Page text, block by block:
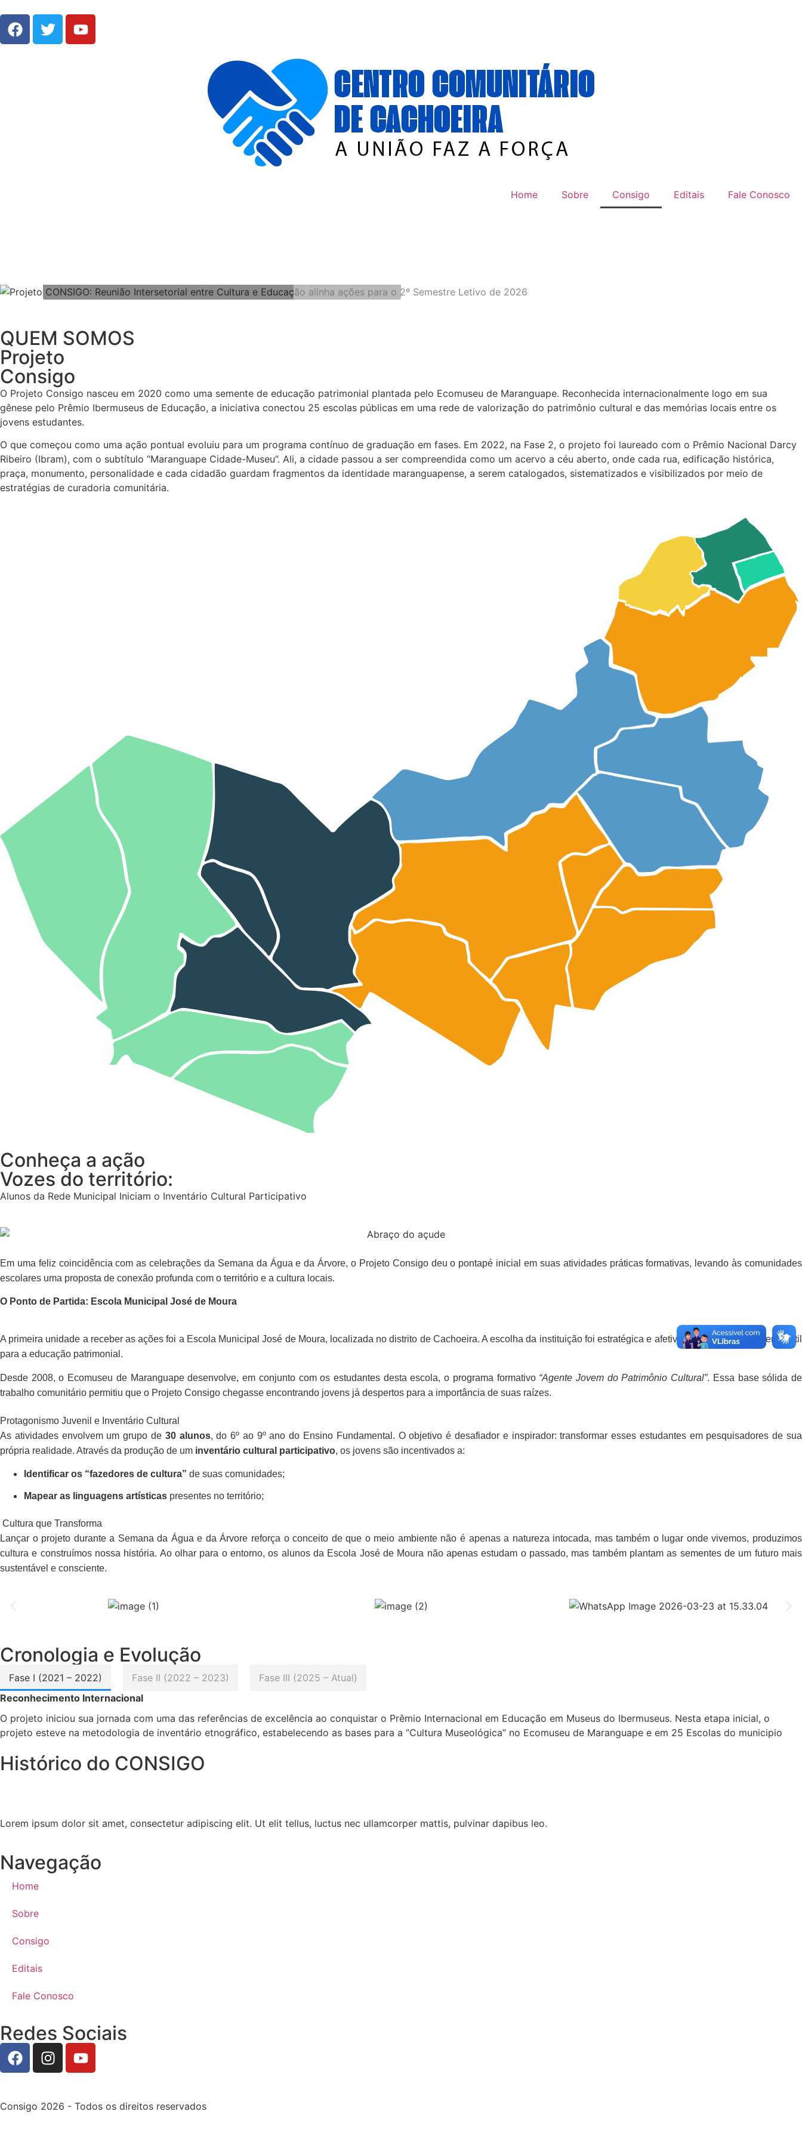
Home Sobre Consigo Editais Fale Conosco
Projeto CONSIGO: Reunião Intersetorial
QUEM SOMOS
Projeto
Consigo
O Projeto Consigo nasceu em 2020 como uma semente de educação patrimonial plantada pelo Ecomuseu de Maranguape. Reconhecida internacionalmente logo em sua
gênese pelo Prêmio Ibermuseus de Educação, a iniciativa conectou 25 escolas públicas em uma rede de valorização do patrimônio cultural e das memórias locais entre os
jovens estudantes.
O que começou como uma ação pontual evoluiu para um programa contínuo de graduação em fases. Em 2022, na Fase 2, o projeto foi laureado com o Prêmio Nacional Darcy
Ribeiro (Ibram), com o subtítulo “Maranguape Cidade-Museu”. Ali, a cidade passou a ser compreendida como um acervo a céu aberto, onde cada rua, edificação histórica,
praça, monumento, personalidade e cada cidadão guardam fragmentos da identidade maranguapense, a serem catalogados, sistematizados e visibilizados por meio de
estratégias de curadoria comunitária.
Conheça a ação
Vozes do território:
Alunos da Rede Municipal Iniciam o Inventário Cultural Participativo
Em uma feliz coincidência com as celebrações da Semana da Água e da Árvore, o Projeto Consigodeu o pontapé inicial em suas atividades práticas formativas, levando às comunidades
escolares uma proposta de conexão profunda com o território e a cultura locais.
O Ponto de Partida: Escola Municipal José de Moura
A primeira unidade a receber as ações foi a Escola Municipal José de Moura, localizada no distrito de Cachoeira. A escolha da instituição foi estratégica e afetiva: o local já é um terreno fértil
para a educação patrimonial.
Desde 2008, o Ecomuseu de Maranguapedesenvolve, em conjunto com os estudantes desta escola, o programa formativo “Agente Jovem do Patrimônio Cultural”. Essa base sólida de
trabalho comunitário permitiu que o Projeto Consigo chegasse encontrando jovens já despertos para a importância de suas raízes.
Protagonismo Juvenil e Inventário Cultural
As atividades envolvem um grupo de 30 alunos, do 6º ao 9º ano do Ensino Fundamental. O objetivo é desafiador e inspirador: transformar esses estudantes em pesquisadores de sua
própria realidade. Através da produção de um inventário cultural participativo, os jovens são incentivados a:
Identificar os “fazedores de cultura” de suas comunidades;
Mapear as linguagens artísticas presentes no território;
Cultura que Transforma
Lançar o projeto durante a Semana da Água e da Árvore reforça o conceito de que o meio ambiente não é apenas a natureza intocada, mas também o lugar onde vivemos, produzimos
cultura e construímos nossa história. Ao olhar para o entorno, os alunos da Escola José de Moura não apenas estudam o passado, mas também plantam as sementes de um futuro mais
sustentável e consciente.
Cronologia e Evolução
Fase I (2021 – 2022) Fase II (2022 – 2023)
Fase III (2025 – Atual)
Reconhecimento Internacional
O projeto iniciou sua jornada com uma das referências de excelência ao conquistar o Prêmio Internacional em Educação em Museus do Ibermuseus. Nesta etapa inicial, o
projeto esteve na metodologia de inventário etnográfico, estabelecendo as bases para a “Cultura Museológica” no Ecomuseu de Maranguape e em 25 Escolas do municipio
Histórico do CONSIGO
Lorem ipsum dolor sit amet, consectetur adipiscing elit. Ut elit tellus, luctus nec ullamcorper mattis, pulvinar dapibus leo.
Navegação
Home
Sobre
Consigo
Editais
Fale Conosco
Redes Sociais
Consigo 2026 - Todos os direitos reservados